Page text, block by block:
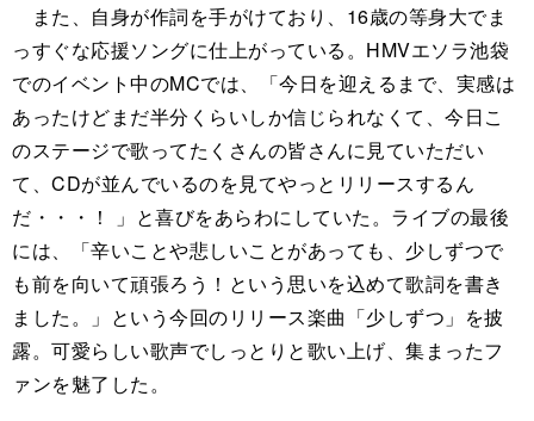
また、自身が作詞を手がけており、16歳の等身大でま
っすぐな応援ソングに仕上がっている。HMVエソラ池袋
でのイベント中のMCでは、「今日を迎えるまで、実感は
あったけどまだ半分くらいしか信じられなくて、今日こ
のステージで歌ってたくさんの皆さんに見ていただい
て、CDが並んでいるのを見てやっとリリースするん
だ・・・！ 」と喜びをあらわにしていた。ライブの最後
には、「辛いことや悲しいことがあっても、少しずつで
も前を向いて頑張ろう！という思いを込めて歌詞を書き
ました。」という今回のリリース楽曲「少しずつ」を披
露。可愛らしい歌声でしっとりと歌い上げ、集まったフ
ァンを魅了した。